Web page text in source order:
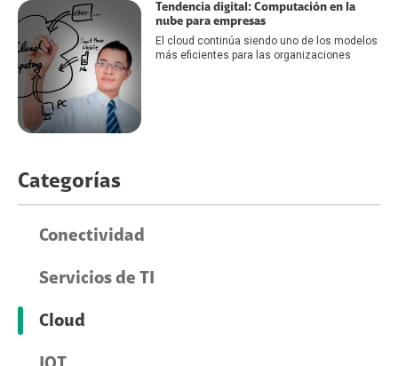
Tendencia digital: Computación en la
nube para empresas
El cloud continúa siendo uno de los modelos
más eficientes para las organizaciones
Categorías
Conectividad
Servicios de TI
Cloud